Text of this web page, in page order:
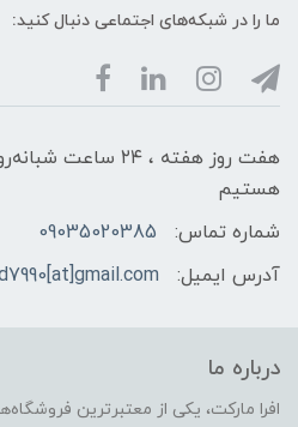
ما را در شبکه‌های اجتماعی دنبال کنید:
هفت روز هفته ، ۲۴
هستیم
شماره تماس:
09035020385
آدرس ایمیل:
درباره ما
افرا مارکت، یکی از معتبرترین